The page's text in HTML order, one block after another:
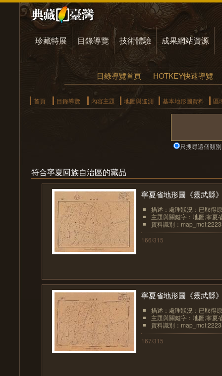
珍藏特展 目錄導覽 技術體驗 成果網站資源
目錄導覽首頁 HOTKEY快速導覽
首頁 目錄導覽 內容主題 地圖與遙測 基本地形圖資料 區
只搜尋這個類別
符合寧夏回族自治區的藏品
寧夏省地形圖《靈武縣
描述：處理狀況：已取得
主題與關鍵字：地圖;寧夏
資料識別：
166/315
寧夏省地形圖《靈武縣
描述：處理狀況：已取得
主題與關鍵字：地圖;寧夏
資料識別：
167/315